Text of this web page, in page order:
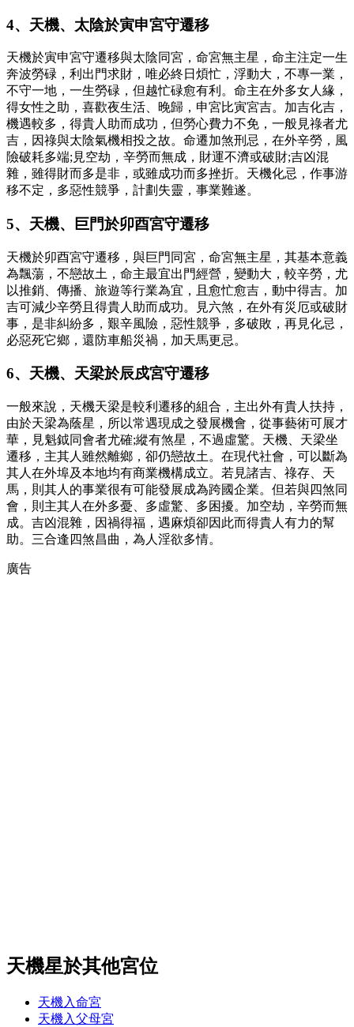
4、天機、太陰於寅申宮守遷移
天機於寅申宮守遷移與太陰同宮，命宮無主星，命主注定一生
奔波勞碌，利出門求財，唯必終日煩忙，浮動大，不專一業，
不守一地，一生勞碌，但越忙碌愈有利。命主在外多女人緣，
得女性之助，喜歡夜生活、晚歸，申宮比寅宮吉。加吉化吉，
機遇較多，得貴人助而成功，但勞心費力不免，一般見祿者尤
吉，因祿與太陰氣機相投之故。命遷加煞刑忌，在外辛勞，風
險破耗多端;見空劫，辛勞而無成，財運不濟或破財;吉凶混
雜，雖得財而多是非，或雖成功而多挫折。天機化忌，作事游
移不定，多惡性競爭，計劃失靈，事業難遂。
5、天機、巨門於卯酉宮守遷移
天機於卯酉宮守遷移，與巨門同宮，命宮無主星，其基本意義
為飄蕩，不戀故土，命主最宜出門經營，變動大，較辛勞，尤
以推銷、傳播、旅遊等行業為宜，且愈忙愈吉，動中得吉。加
吉可減少辛勞且得貴人助而成功。見六煞，在外有災厄或破財
事，是非糾紛多，艱辛風險，惡性競爭，多破敗，再見化忌，
必惡死它鄉，還防車船災禍，加天馬更忌。
6、天機、天梁於辰戍宮守遷移
一般來說，天機天梁是較利遷移的組合，主出外有貴人扶持，
由於天梁為蔭星，所以常遇現成之發展機會，從事藝術可展才
華，見魁鉞同會者尤確;縱有煞星，不過虛驚。天機、天梁坐
遷移，主其人雖然離鄉，卻仍戀故土。在現代社會，可以斷為
其人在外埠及本地均有商業機構成立。若見諸吉、祿存、天
馬，則其人的事業很有可能發展成為跨國企業。但若與四煞同
會，則主其人在外多憂、多虛驚、多困擾。加空劫，辛勞而無
成。吉凶混雜，因禍得福，遇麻煩卻因此而得貴人有力的幫
助。三合逢四煞昌曲，為人淫欲多情。
廣告
天機星於其他宮位
天機入命宮
天機入父母宮